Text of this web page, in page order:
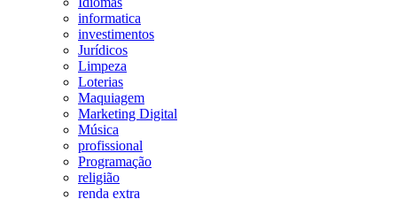
informatica
investimentos
Jurídicos
Limpeza
Loterias
Maquiagem
Marketing Digital
Música
profissional
Programação
religião
renda extra